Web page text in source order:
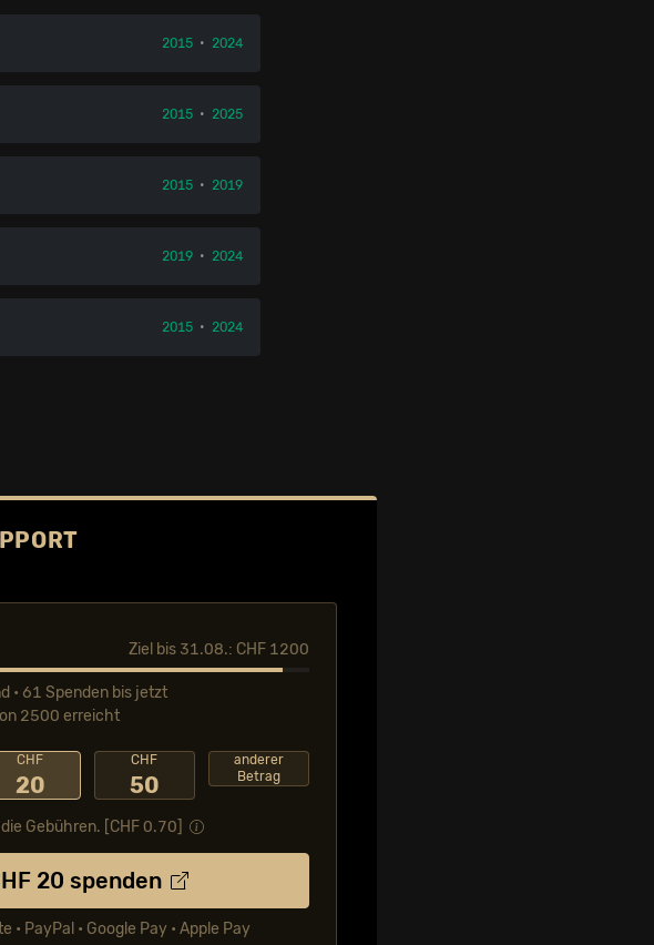
2015• 2024
2015• 2025
2015• 2019
2019• 2024
2015• 2024
Ziel bis 31.08.: CHF 1200
• 61 Spenden bis jetzt
2500 erreicht
CHF
20
CHF
50
anderer
Betrag
Gebühren. [CHF0.70
20 spenden
• PayPal • Google Pay • Apple Pay